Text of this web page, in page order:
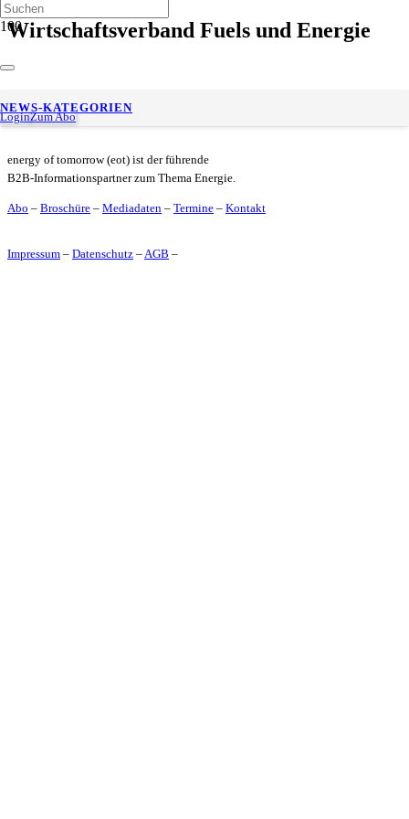
LoginZum Abo
NEWS-KATEGORIEN
Wirtschaftsverband Fuels und Energie
Verbände zum Mobilitätsgipfel der Bundesregierung
energy of tomorrow (eot) ist der führende
B2B-Informationspartner zum Thema Energie.
Abo – Broschüre – Mediadaten – Termine – Kontakt
Impressum – Datenschutz –AGB –